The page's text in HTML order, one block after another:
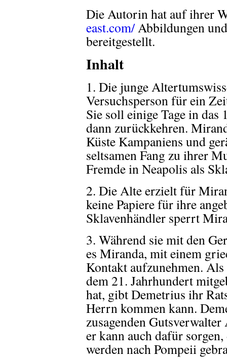
Die Autorin hat auf ihrer
east.com/Abbildungen
bereitgestellt.
Inhalt
1. Die junge
Versuchsperson für ein
Sie soll einige Tage in das
dann zurückkehren.
Küste Kampaniens und
seltsamen Fang zu ihrer
Fremde in Neapolis als
2. Die Alte erzielt für
keine Papiere für ihre
Sklavenhändler sperrt
3. Während sie mit den
es Miranda, mit einem
Kontakt aufzunehmen.
dem 21. Jahrhundert
hat, gibt Demetrius ihr
Herrn kommen kann.
zusagenden
er kann auch dafür
werden nach Pompeii